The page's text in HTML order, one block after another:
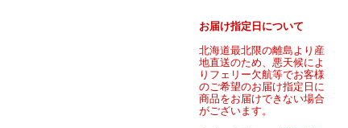
お届け指定日について
北海道最北限の離島より産
地直送のため、悪天候によ
りフェリー欠航等でお客様
のご希望のお届け指定日に
商品をお届けできない場合
がございます。